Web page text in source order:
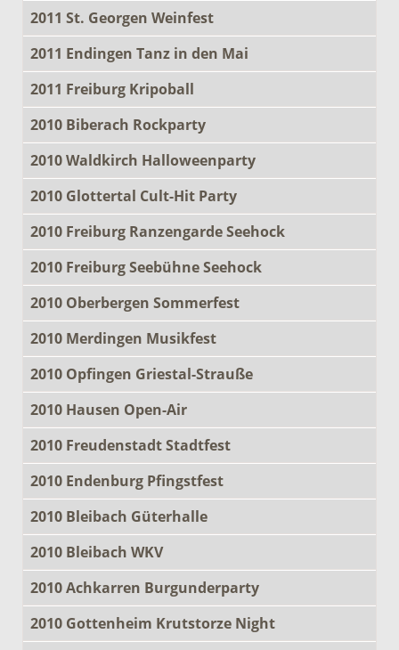
2011 St. Georgen Weinfest
2011 Endingen Tanz in den Mai
2011 Freiburg Kripoball
2010 Biberach Rockparty
2010 Waldkirch Halloweenparty
2010 Glottertal Cult-Hit Party
2010 Freiburg Ranzengarde Seehock
2010 Freiburg Seebühne Seehock
2010 Oberbergen Sommerfest
2010 Merdingen Musikfest
2010 Opfingen Griestal-Strauße
2010 Hausen Open-Air
2010 Freudenstadt Stadtfest
2010 Endenburg Pfingstfest
2010 Bleibach Güterhalle
2010 Bleibach WKV
2010 Achkarren Burgunderparty
2010 Gottenheim Krutstorze Night